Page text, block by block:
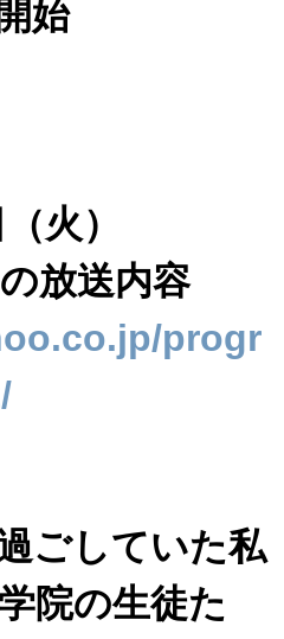
始
火）
放送内容
progr
ごしていた私
院の生徒た